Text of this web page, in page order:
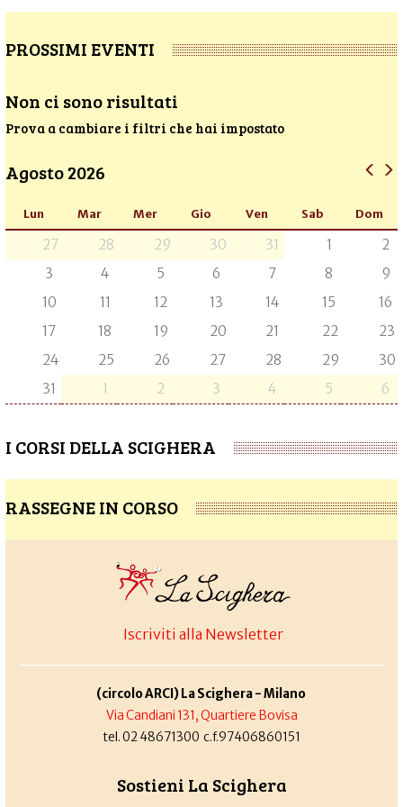
PROSSIMI EVENTI
Non ci sono risultati
Prova a cambiare i filtri che hai impostato
Agosto 2026
Lun Mar Mer Gio Ven Sab Dom
27 28 29 30 31 1
2
3
4 5 6 7 8
9
10
11 12 13 14 15
16
17
18 19 20 21 22
23
24
25 26 27 28 29
30
31
1 2 3 4 5 6
I CORSI DELLA SCIGHERA
RASSEGNE IN CORSO
Iscriviti alla Newsletter
(circolo ARCI) La Scighera - Milano
Via Candiani 131, Quartiere Bovisa
tel. 02 48671300 c.f.97406860151
Sostieni La Scighera